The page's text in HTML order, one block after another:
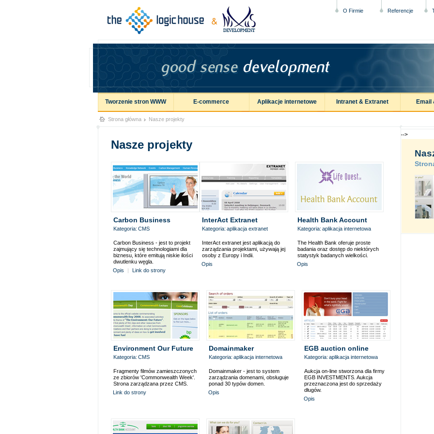
O Firmie Referencje
Tworzenie stron WWW E-commerce Aplikacje internetowe Intranet & Extranet Email
Strona główna Nasze projekty
Nasze projekty
Carbon Business
Kategoria: CMS
Carbon Business - jest to projekt
zajmujący się technologiami dla
biznesu, które emitują niskie ilości
dwutlenku węgla.
Opis
Link do strony
InterAct Extranet
Kategoria: aplikacja extranet
InterAct extranet jest aplikacją do
zarządzania projektami, używają jej
osoby z Europy i Indii.
Opis
Health Bank Account
Kategoria: aplikacja internetowa
The Health Bank oferuje proste
badania oraz dostęp do niektórych
statystyk badanych wielkości.
Opis
Environment Our Future
Kategoria: CMS
Fragmenty filmów zamieszczonych
ze zbiorów 'Commonwealth Week'.
Strona zarządzana przez CMS.
Link do strony
Domainmaker
Kategoria: aplikacja internetowa
Domainmaker - jest to system
zarządzania domenami, obsługuje
ponad 30 typów domen.
Opis
EGB auction online
Kategoria: aplikacja internetowa
Aukcja on-line stworzona dla firmy
EGB INVESTMENTS. Aukcja
przeznaczona jest do sprzedaży
długów.
Opis
-->